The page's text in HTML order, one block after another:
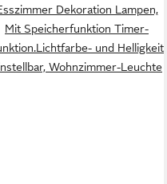
Dekoration Lampen,
Mit Speicherfunktion Timer-
und Helligkeit
Wohnzimmer-Leuchte